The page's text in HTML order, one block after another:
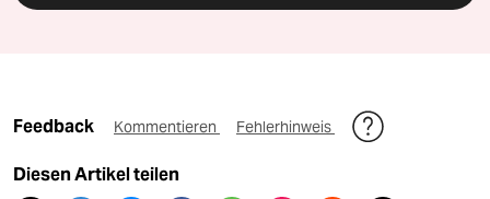
Feedback Kommentieren Fehlerhinweis
Diesen Artikel teilen